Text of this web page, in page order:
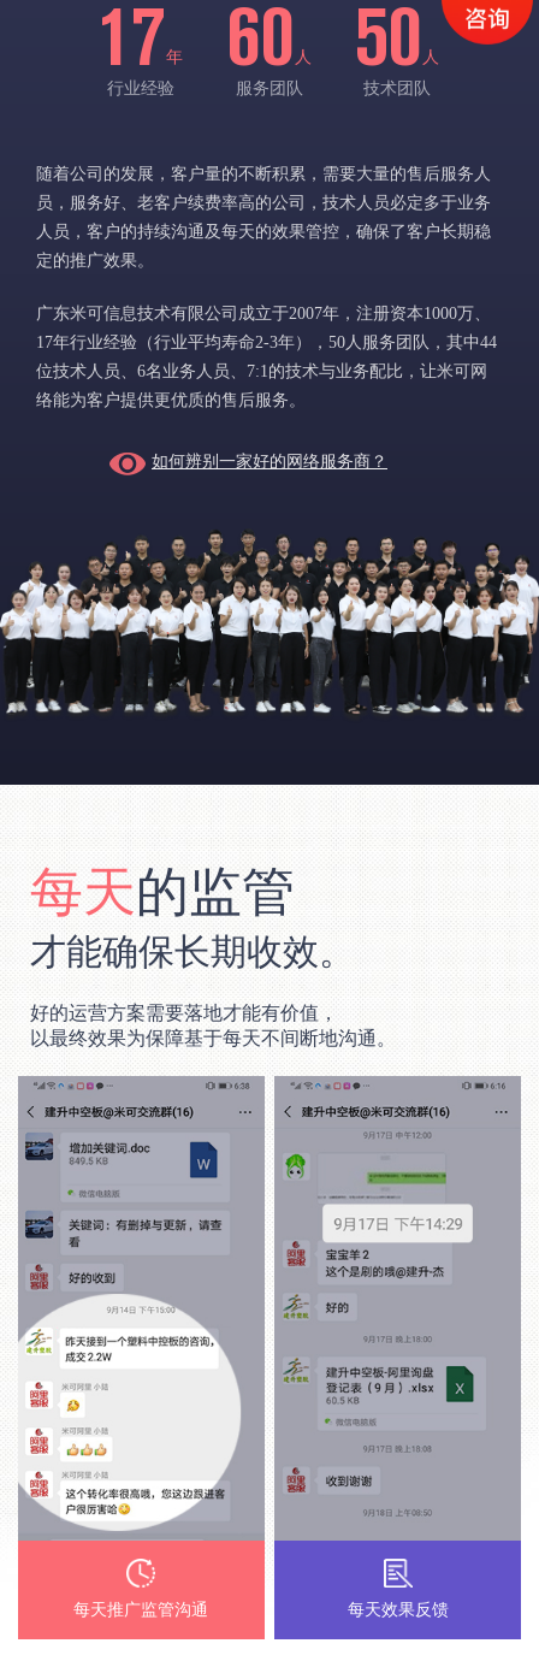
17年
行业经验
60 人
服务团队
50 人
技术团队
随着公司的发展，客户量的不断积累，需要大量的售后服务人
员，服务好、老客户续费率高的公司，技术人员必定多于业务
人员，客户的持续沟通及每天的效果管控，确保了客户长期稳
定的推广效果。
广东米可信息技术有限公司成立于2007年，注册资本1000万、
17年行业经验（行业平均寿命2-3年），50人服务团队，其中44
位技术人员、6名业务人员、7:1的技术与业务配比，让米可网
络能为客户提供更优质的售后服务。
如何辨别一家好的网络服务商？
每天的监管
才能确保长期收效。
好的运营方案需要落地才能有价值，
以最终效果为保障基于每天不间断地沟通。
每天推广监管沟通 每天效果反馈